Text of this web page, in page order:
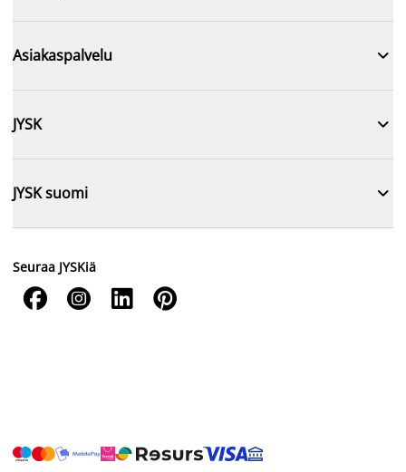
Asiakaspalvelu 
JYSK 
JYSK suomi 
Seuraa JYSKiä
   